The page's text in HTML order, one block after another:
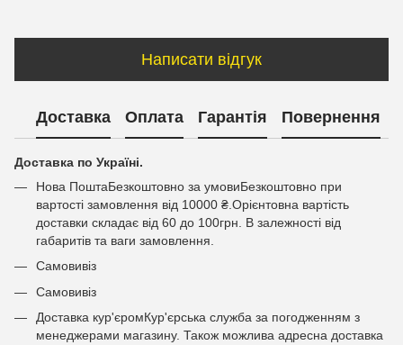
Написати відгук
Доставка Оплата Гарантія Повернення
Доставка по Україні.
Нова ПоштаБезкоштовно за умовиБезкоштовно при
вартості замовлення від 10000 ₴.Орієнтовна вартість
доставки складає від 60 до 100грн. В залежності від
габаритів та ваги замовлення.
Самовивіз
Самовивіз
Доставка кур'єромКур'єрська служба за погодженням з
менеджерами магазину. Також можлива адресна доставка